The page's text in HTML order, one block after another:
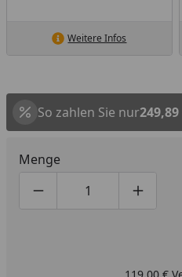
Weitere Infos
So zahlen Sie nur249,89
Menge
Produktmenge um eins
Produktmenge